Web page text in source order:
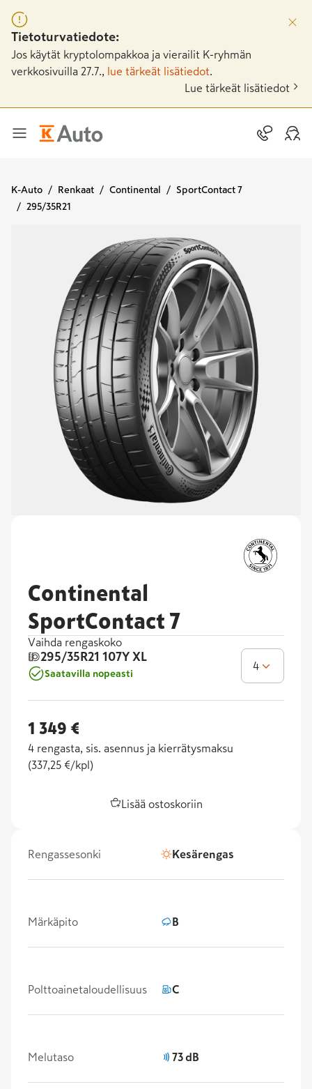
Tietoturvatiedote:
Jos käytät kryptolompakkoa ja vierailit K-ryhmän
verkkosivuilla 27.7.,
lue tärkeät lisätiedot
Lue tärkeät lisätiedot
K-Auto Renkaat Continental
SportContact 7
295/35R21
Continental
SportContact 7
Vaihda rengaskoko
295/35R21 107Y XL
Saatavilla nopeasti
4
1 349 €
4 rengasta, sis. asennus ja kierrätysmaksu
(337,25 €/kpl )
Lisää ostoskoriin
Rengassesonki Kesärengas
Märkäpito B
Polttoainetaloudellisuus C
Melutaso 73 dB